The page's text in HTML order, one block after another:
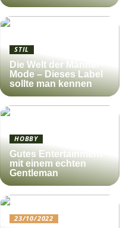
STIL
Die Welt der Männer-
Mode – Dieses Label
sollte man kennen
HOBBY
Gutes Entertainment
mit einem echten
Gentleman
23/10/2022